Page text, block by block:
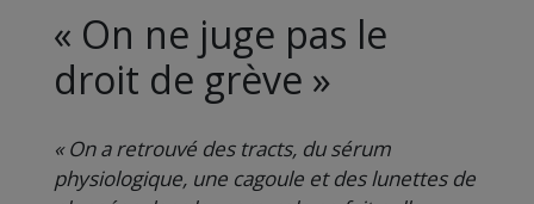
« On ne juge pas le
droit de grève »
« On a retrouvé des tracts, du sérum
physiologique, une cagoule et des lunettes de